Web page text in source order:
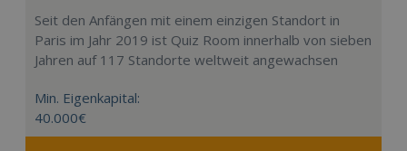
Seit den Anfängen mit einem einzigen Standort in
Paris im Jahr 2019 ist Quiz Room innerhalb von sieben
Jahren auf 117 Standorte weltweit angewachsen
Min. Eigenkapital:
40.000€